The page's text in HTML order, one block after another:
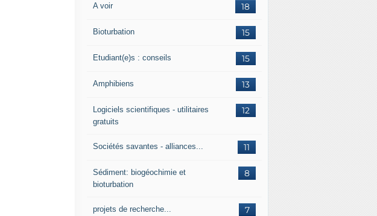
18
A voir
15
Bioturbation
15
Etudiant(e)s : conseils
13
Amphibiens
12
Logiciels scientifiques - utilitaires
gratuits
11
Sociétés savantes - alliances...
8
Sédiment: biogéochimie et
bioturbation
7
projets de recherche...